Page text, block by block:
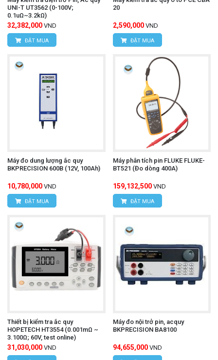
UNI-T UT3562 (0-100V;
0.1uΩ~3.2kΩ)
32,382,000 VND
ĐẶT MUA
20
2,590,000 VND
ĐẶT MUA
Máy đo dung lượng ắc quy
BKPRECISION 600B (12V, 100Ah)
10,780,000 VND
ĐẶT MUA
Máy phân tích pin FLUKE FLUKE-
BT521 (Đo dòng 400A)
159,132,500 VND
ĐẶT MUA
Thiết bị kiểm tra ắc quy
HOPETECH HT3554 (0.001mΩ ~
3.100Ω; 60V, test online)
31,030,000 VND
Máy đo nội trở pin, acquy
BKPRECISION BA8100
94,655,000 VND